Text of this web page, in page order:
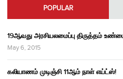
POPULAR
19ஆவது அரசியலமைப்பு திருத்தம்
May 6, 2015
கலியாணம் முடிஞ்சி 11ஆம் நாள் எய்ட்ஸ்!